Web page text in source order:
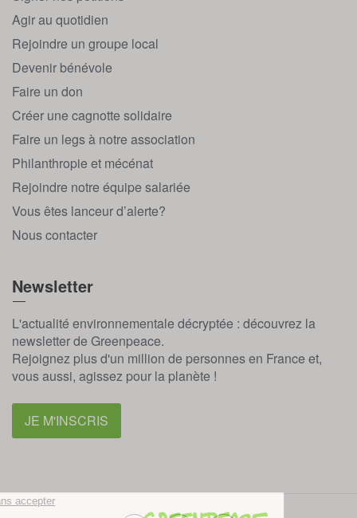
Agir au quotidien
Rejoindre un groupe local
Devenir bénévole
Faire un don
Créer une cagnotte solidaire
Faire un legs à notre association
Philanthropie et mécénat
Rejoindre notre équipe salariée
Vous êtes lanceur d’alerte?
Nous contacter
Newsletter
L'actualité environnementale décryptée : découvrez la
newsletter de Greenpeace.
Rejoignez plus d'un million de personnes en France et,
vous aussi, agissez pour la planète !
JE M'INSCRIS